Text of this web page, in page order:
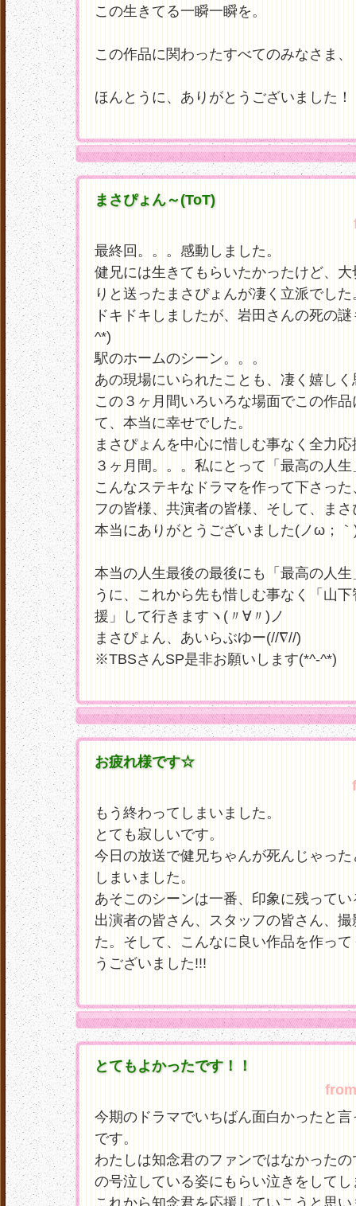
この生きてる一瞬一瞬を。
この作品に関わったすべてのみなさま、
ほんとうに、ありがとうございました！
まさぴょん～(ToT)
最終回。。。感動しました。
健兄には生きてもらいたかったけど、
りと送ったまさぴょんが凄く立派でした
ドキドキしましたが、岩田さんの死の
^*)
駅のホームのシーン。。。
あの現場にいられたことも、凄く嬉しく
この３ヶ月間いろいろな場面でこの作
て、本当に幸せでした。
まさぴょんを中心に惜しむ事なく全力
３ヶ月間。。。私にとって「最高の人
こんなステキなドラマを作って下さっ
フの皆様、共演者の皆様、そして、まさ
本当にありがとうございました(ノω；
本当の人生最後の最後にも「最高の人
うに、これから先も惜しむ事なく「山
援」して行きますヽ(〃∀〃)ノ
まさぴょん、あいらぶゆー(//∇//)
※TBSさんSP是非お願いします(*^-^*)
お疲れ様です☆
もう終わってしまいました。
とても寂しいです。
今日の放送で健兄ちゃんが死んじゃっ
しまいました。
あそこのシーンは一番、印象に残って
出演者の皆さん、スタッフの皆さん、
た。そして、こんなに良い作品を作っ
うございました!!!
とてもよかったです！！
from
今期のドラマでいちばん面白かったと
です。
わたしは知念君のファンではなかった
の号泣している姿にもらい泣きをして
これから知念君を応援していこうと思